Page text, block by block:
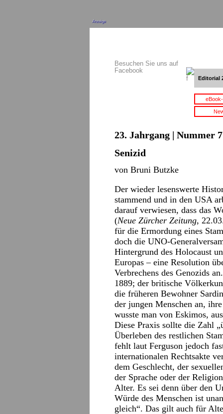
Anzeige
Besuchen Sie uns auf
Facebook
Editorial
23. Jahrgang | Nummer
Senizid
von Bruni Butzke
Der wieder lesenswerte
stammend und in den USA
darauf verwiesen, dass das
(Neue Zürcher Zeitung,
für die Ermordung eines
doch die UNO-
Hintergrund des Holocaust
Europas – eine Resolution
Verbrechens des Genozids
1889; der britische
die früheren Bewohner
der jungen Menschen an,
wusste man von Eskimos,
Diese Praxis sollte die Zahl
Überleben des restlichen
fehlt laut Ferguson jedoch
internationalen Rechtsakte
dem Geschlecht, der
der Sprache oder der
Alter. Es sei denn über den
Würde des Menschen ist
gleich“. Das gilt auch für